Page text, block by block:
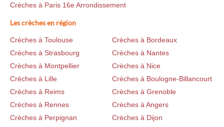
Crèches à Paris 16e Arrondissement
Les crèches en région
Crèches à Toulouse
Crèches à Bordeaux
Crèches à Strasbourg
Crèches à Nantes
Crèches à Montpellier
Crèches à Nice
Crèches à Lille
Crèches à Boulogne-Billancourt
Crèches à Reims
Crèches à Grenoble
Crèches à Rennes
Crèches à Angers
Crèches à Perpignan
Crèches à Dijon